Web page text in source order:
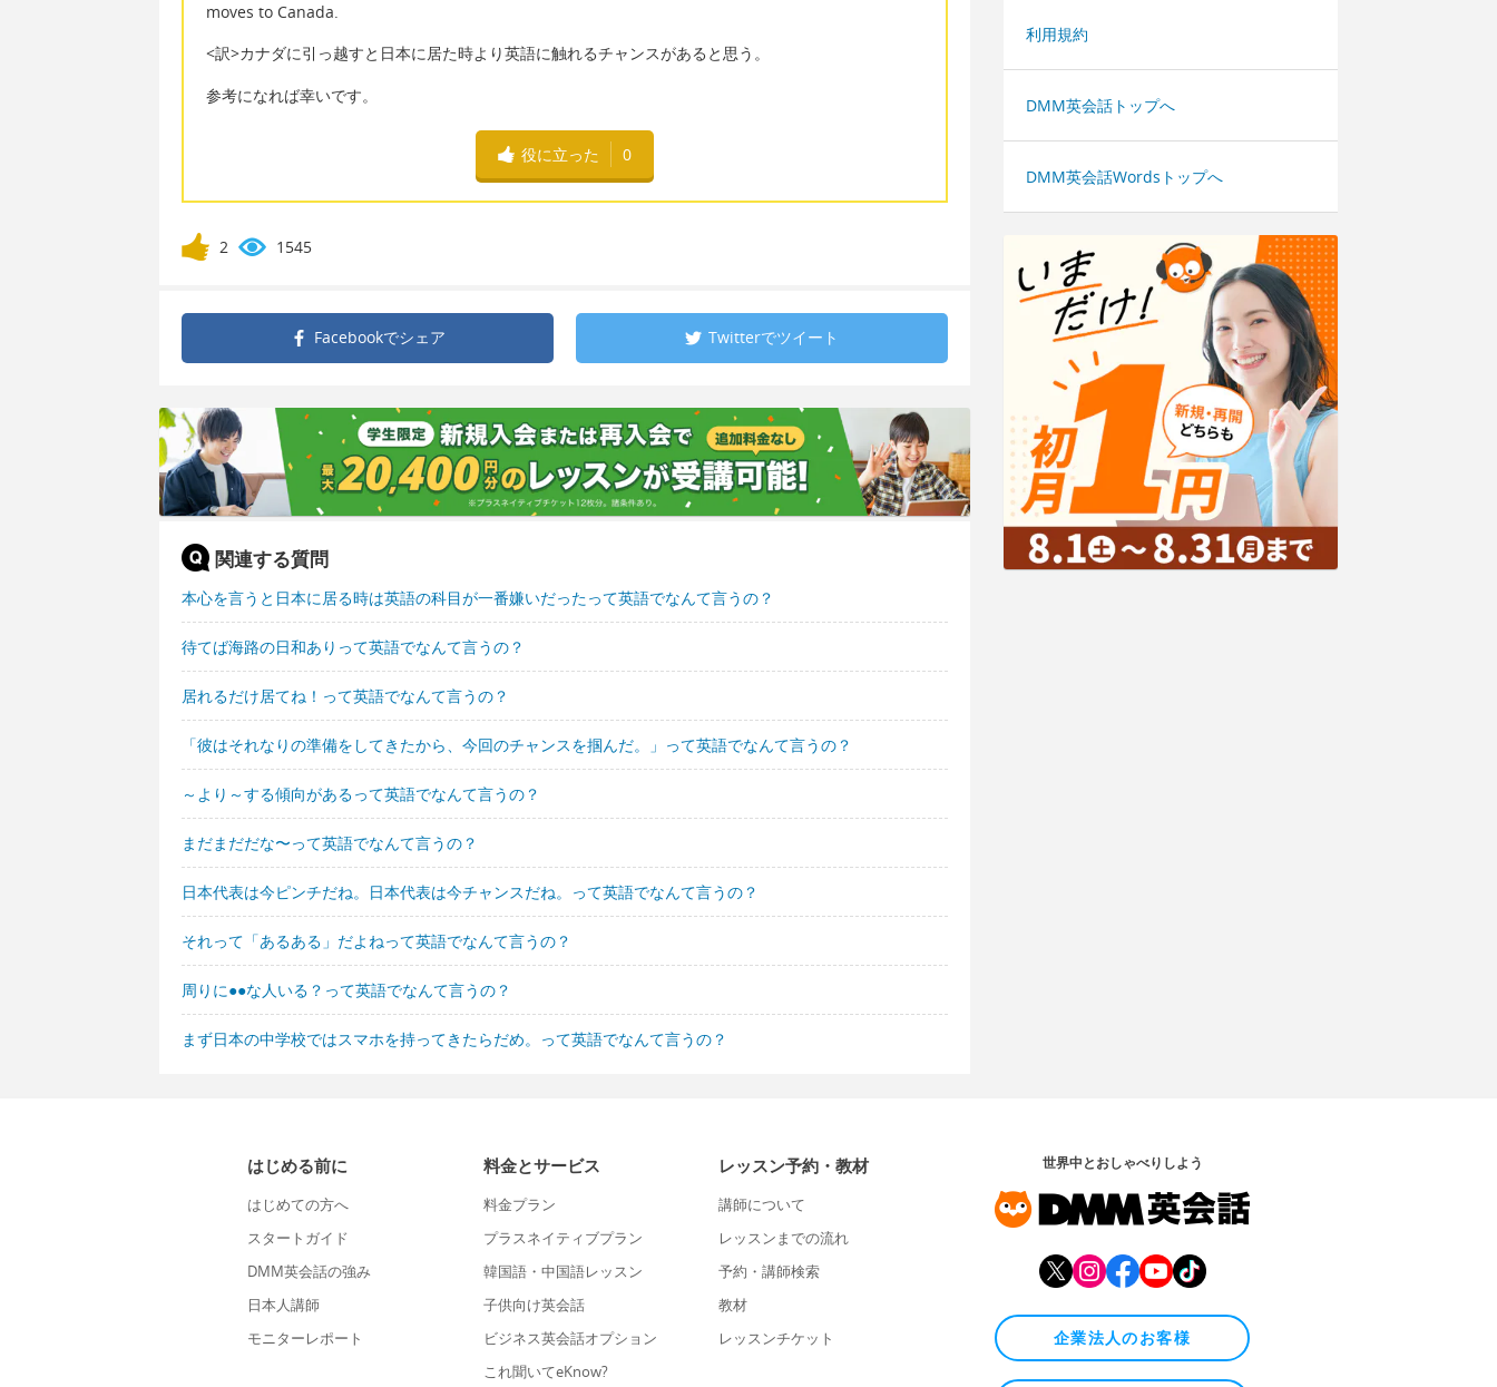
moves to Canada.
<訳>カナダに引っ越すと日本に居た時より英語に触れるチャンスがあると思う。
参考になれば幸いです。
役に立った 0
2 1545
Facebookでシェア Twitterでツイート
関連する質問
本心を言うと日本に居る時は英語の科目が一番嫌いだったって英語でなんて言うの？
待てば海路の日和ありって英語でなんて言うの？
居れるだけ居てね！って英語でなんて言うの？
「彼はそれなりの準備をしてきたから、今回のチャンスを掴んだ。」って英語でなんて言うの？
～より～する傾向があるって英語でなんて言うの？
まだまだだな〜って英語でなんて言うの？
日本代表は今ピンチだね。日本代表は今チャンスだね。って英語でなんて言うの？
それって「あるある」だよねって英語でなんて言うの？
周りに●●な人いる？って英語でなんて言うの？
まず日本の中学校ではスマホを持ってきたらだめ。って英語でなんて言うの？
利用規約
DMM英会話トップへ
DMM英会話Wordsトップへ
はじめる前に
はじめての方へ
スタートガイド
DMM英会話の強み
日本人講師
モニターレポート
料金とサービス
料金プラン
プラスネイティブプラン
韓国語・中国語レッスン
子供向け英会話
ビジネス英会話オプション
これ聞いてeKnow?
レッスン予約・教材
講師について
レッスンまでの流れ
予約・講師検索
教材
レッスンチケット
世界中とおしゃべりしよう
企業法人のお客様